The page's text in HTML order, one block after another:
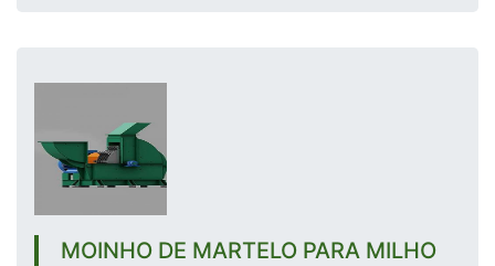
MOINHO DE MARTELO PARA MILHO